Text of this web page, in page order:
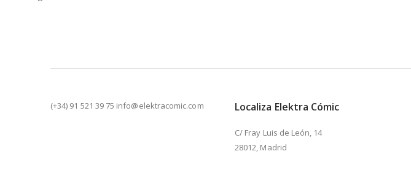
(+34) 91 521 39 75 info@elektracomic.com Localiza Elektra Cómic
C/ Fray Luis de León, 14
28012, Madrid